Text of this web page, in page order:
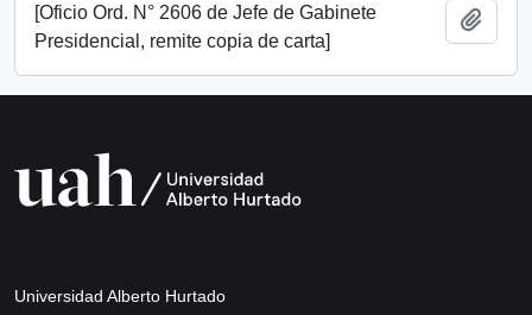
[Oficio Ord. N° 2606 de Jefe de Gabinete
Presidencial, remite copia de carta]
Universidad Alberto Hurtado